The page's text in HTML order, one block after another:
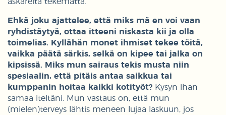
Ehkä joku ajattelee, että miks mä en voi vaan
ryhdistäytyä, ottaa itteeni niskasta kii ja olla
toimelias. Kyllähän monet ihmiset tekee töitä,
vaikka päätä särkis, selkä on kipee tai jalka on
kipsissä. Miks mun sairaus tekis musta niin
spesiaalin, että pitäis antaa saikkua tai
kumppanin hoitaa kaikki kotityöt? Kysyn ihan
samaa iteltäni. Mun vastaus on, että mun
(mielen)terveys lähtis meneen lujaa laskuun, jos